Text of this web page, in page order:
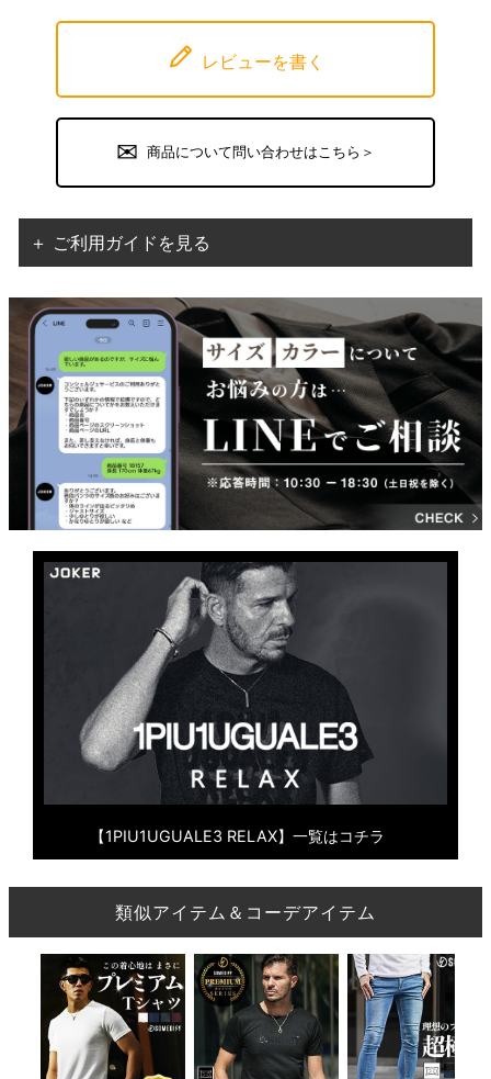
レビューを書く
商品について問い合わせはこちら＞
＋ ご利用ガイドを見る
【1PIU1UGUALE3 RELAX】一覧はコチラ
類似アイテム＆コーデアイテム